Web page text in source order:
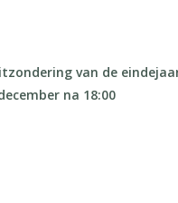
van de
na 18:00